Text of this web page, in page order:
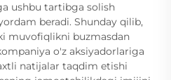
ushbu tartibga solish
beradi. Shunday qilib,
muvofiqlikni buzmasdan
o'z aksiyadorlariga
natijalar taqdim etishi